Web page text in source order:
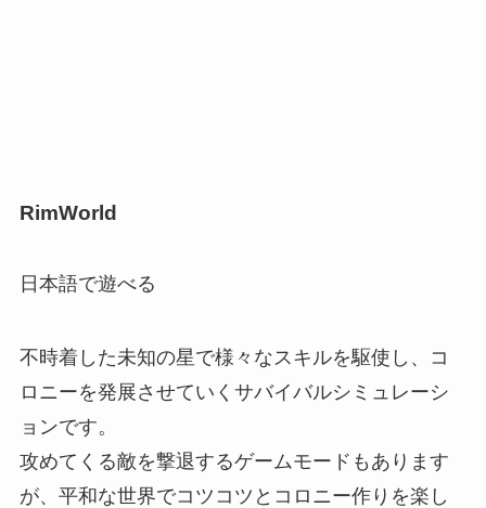
RimWorld
日本語で遊べる
不時着した未知の星で様々なスキルを駆使し、コ
ロニーを発展させていくサバイバルシミュレーシ
ョンです。
攻めてくる敵を撃退するゲームモードもあります
が、平和な世界でコツコツとコロニー作りを楽し